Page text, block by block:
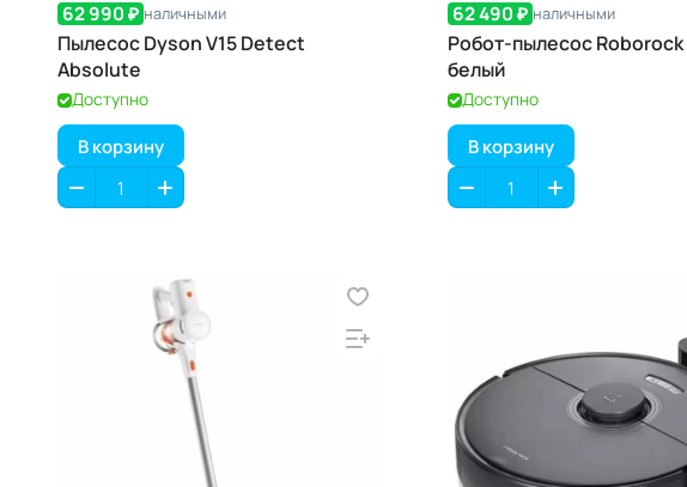
62 990 ₽ наличными
Пылесос Dyson V15 Detect
Absolute
Доступно
В корзину
62 490 ₽ наличными
Робот-пылесос Roborock
белый
Доступно
В корзину